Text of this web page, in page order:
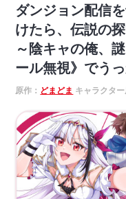
ダンジョン配信
けたら、伝説の
～陰キャの俺、
ール無視》でう
原作： どまどま キャラクター